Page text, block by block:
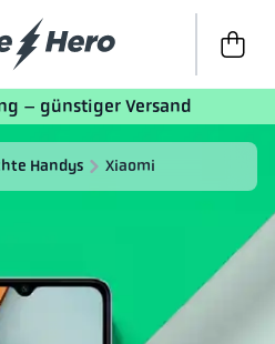
Zur Kasse
– günstiger Versand
Handys Xiaomi